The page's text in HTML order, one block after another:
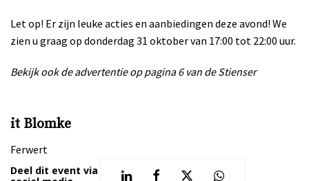
Let op! Er zijn leuke acties en aanbiedingen deze avond! We
zien u graag op donderdag 31 oktober van 17:00 tot 22:00 uur.
Bekijk ook de advertentie op pagina 6 van de Stienser
it Blomke
Ferwert
Deel dit event via